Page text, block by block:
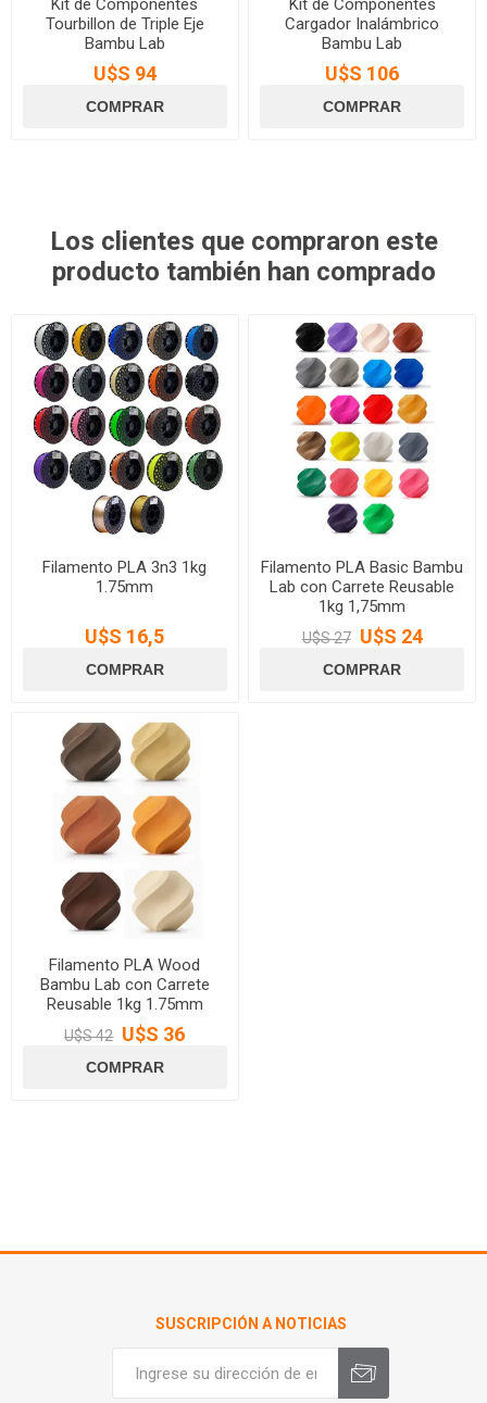
Kit de Componentes
Tourbillon de Triple Eje
Bambu Lab
U$S 94
Kit de Componentes
Cargador Inalámbrico
Bambu Lab
U$S 106
Los clientes que compraron este
producto también han comprado
Filamento PLA 3n3 1kg
1.75mm
U$S 16,5
Filamento PLA Basic Bambu
Lab con Carrete Reusable
1kg 1,75mm
U$S 27 U$S 24
Filamento PLA Wood
Bambu Lab con Carrete
Reusable 1kg 1.75mm
U$S 42 U$S 36
SUSCRIPCIÓN A NOTICIAS